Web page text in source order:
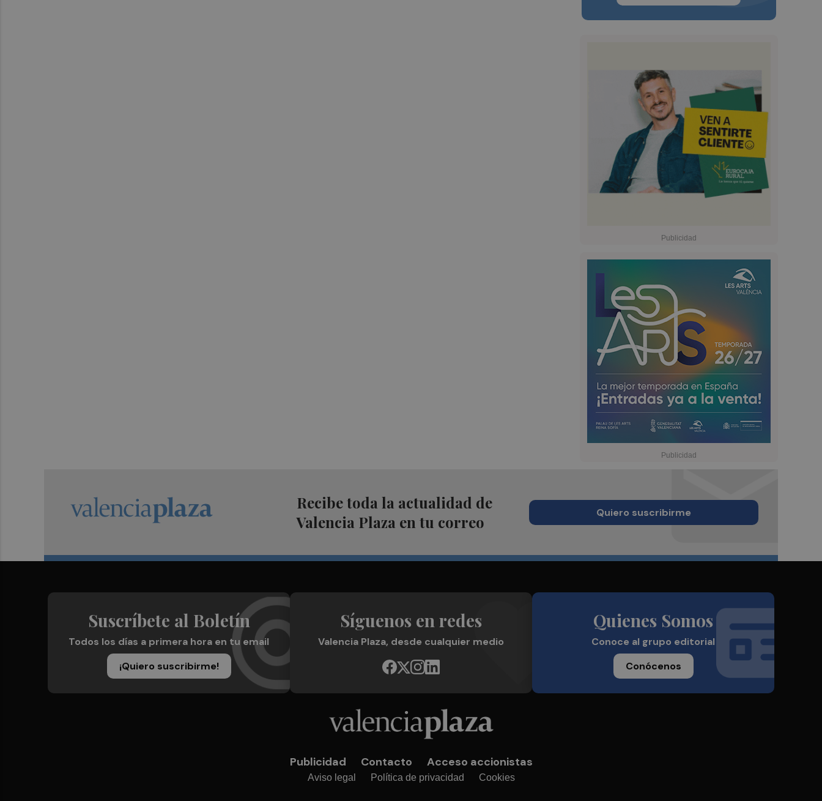
Recibe toda la actualidad de
Valencia Plaza en tu correo
Quiero suscribirme
Suscríbete al Boletín
Todos los días a primera hora en tu email
¡Quiero suscribirme!
Síguenos en redes
Valencia Plaza, desde cualquier medio
Quienes Somos
Conoce al grupo editorial
Conócenos
Publicidad Contacto Acceso accionistas
Aviso legal Política de privacidad Cookies